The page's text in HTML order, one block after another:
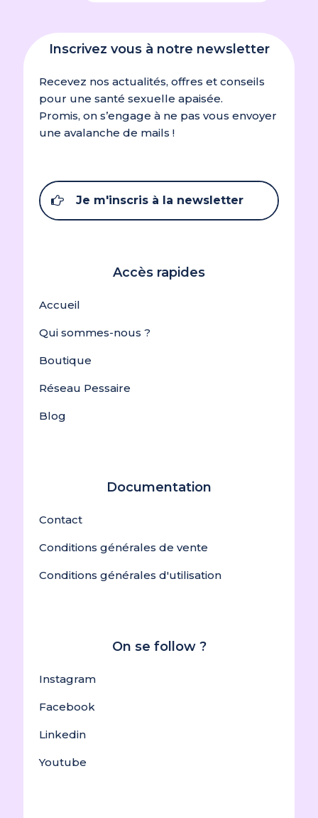
Inscrivez vous à notre newsletter
Recevez nos actualités, offres et conseils
pour une santé sexuelle apaisée.
Promis, on s’engage à ne pas vous envoyer
une avalanche de mails !
Je m'inscris à la newsletter
Accès rapides
Accueil
Qui sommes-nous ?
Boutique
Réseau Pessaire
Blog
Documentation
Contact
Conditions générales de vente
Conditions générales d'utilisation
On se follow ?
Instagram
Facebook
Linkedin
Youtube